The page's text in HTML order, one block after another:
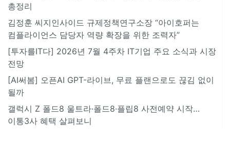
총정리
김정훈 씨지인사이드 규제정책연구소장 “아이호퍼는
컴플라이언스 담당자 역량 확장을 위한 조력자”
[투자를IT다] 2026년 7월 4주차 IT기업 주요 소식과 시장
전망
[AI써봄] 오픈AI GPT-라이브, 무료 플랜으로도 끊김 없이
될까
갤럭시 Z 폴드8 울트라·폴드8·플립8 사전예약 시작…
이통3사 혜택 살펴보니